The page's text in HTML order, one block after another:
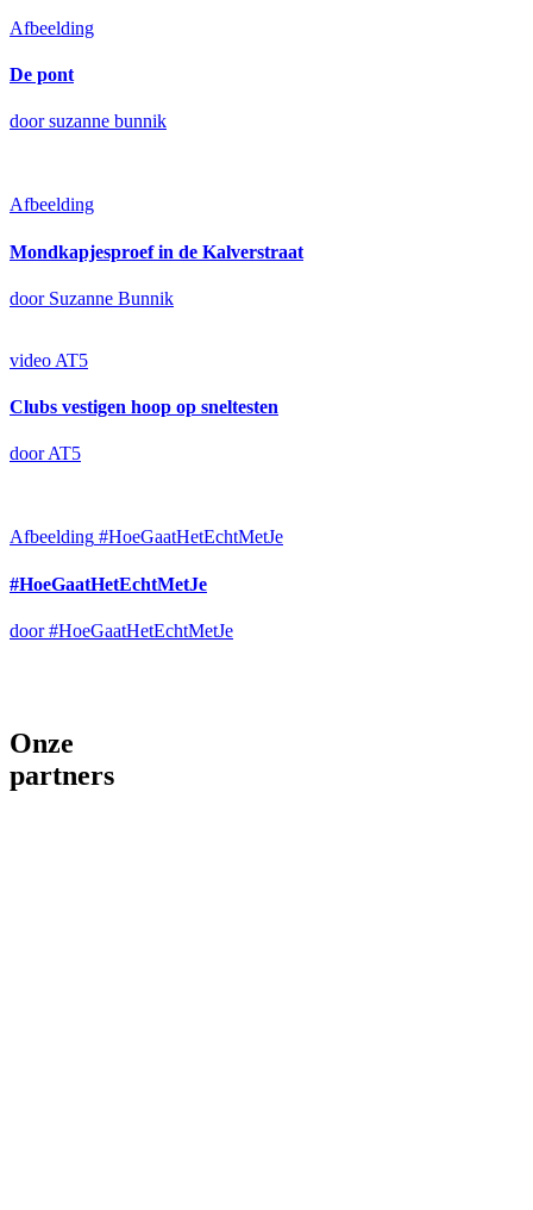
Afbeelding
De pont
door suzanne bunnik
Afbeelding
Mondkapjesproef in de Kalverstraat
door Suzanne Bunnik
video AT5
Clubs vestigen hoop op sneltesten
door AT5
Afbeelding #HoeGaatHetEchtMetJe
#HoeGaatHetEchtMetJe
door #HoeGaatHetEchtMetJe
Onze
partners